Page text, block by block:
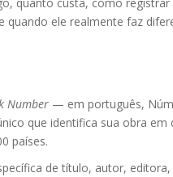
quando ele realmente faz
Number— em português,
que identifica sua obra em
países.
de título, autor, editora,